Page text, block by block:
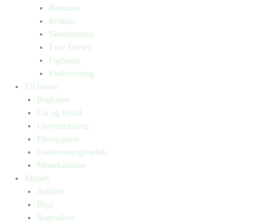
Romance
Krimier
Skønlitteratur
True Stories
Fagbøger
Undervisning
Til lærere
Bogkasser
Lix og let-tal
Universlæsning
Elevopgaver
Undervisningsforløb
Messekalender
Aktuelt
Artikler
Blog
Bogtrailere